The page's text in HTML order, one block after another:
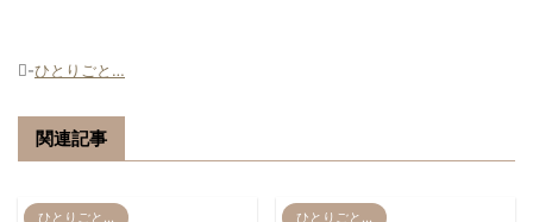
-ひとりごと…
関連記事
ひとりごと… ひとりごと…